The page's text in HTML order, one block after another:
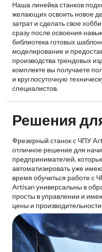
Наша линейка станков
желающих освоить новое
затрат и сделать свое
сразу после освоения
библиотека готовых
моделирование и
производства трендовых
комплекте вы получаете
и круглосуточную
специалистов.
Решения
Фрезерный станок с ЧПУ
отличное решение для
предпринимателей,
автоматизировать уже
время обучиться работе с
Artisan универсальны в
просты в управлении и
цены и